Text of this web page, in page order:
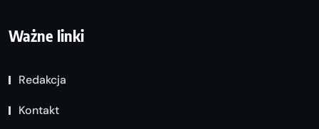
Ważne linki
Redakcja
Kontakt